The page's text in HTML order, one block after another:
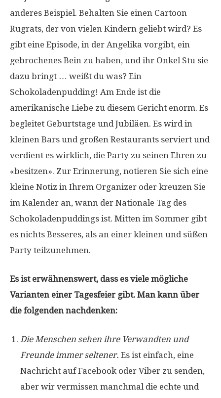
anderes Beispiel. Behalten Sie einen Cartoon
Rugrats, der von vielen Kindern geliebt wird? Es
gibt eine Episode, in der Angelika vorgibt, ein
gebrochenes Bein zu haben, und ihr Onkel Stu sie
dazu bringt … weißt du was? Ein
Schokoladenpudding! Am Ende ist die
amerikanische Liebe zu diesem Gericht enorm. Es
begleitet Geburtstage und Jubiläen. Es wird in
kleinen Bars und großen Restaurants serviert und
verdient es wirklich, die Party zu seinen Ehren zu
«besitzen». Zur Erinnerung, notieren Sie sich eine
kleine Notiz in Ihrem Organizer oder kreuzen Sie
im Kalender an, wann der Nationale Tag des
Schokoladenpuddings ist. Mitten im Sommer gibt
es nichts Besseres, als an einer kleinen und süßen
Party teilzunehmen.
Es ist erwähnenswert, dass es viele mögliche
Varianten einer Tagesfeier gibt. Man kann über
die folgenden nachdenken:
Die Menschen sehen ihre Verwandten und
Freunde immer seltener. Es ist einfach, eine
Nachricht auf Facebook oder Viber zu senden,
aber wir vermissen manchmal die echte und